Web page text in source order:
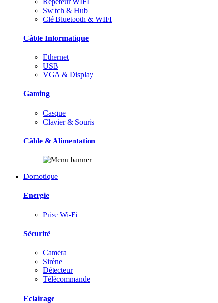
Switch & Hub
Clé Bluetooth & WIFI
Câble Informatique
Ethernet
USB
VGA & Display
Gaming
Casque
Clavier & Souris
Câble & Alimentation
Domotique
Energie
Prise Wi-Fi
Sécurité
Caméra
Sirène
Détecteur
Télécommande
Eclairage